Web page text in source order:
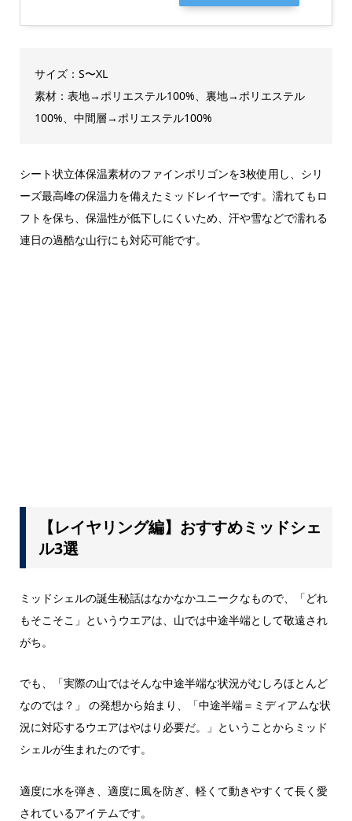
サイズ：S〜XL
素材：表地→ポリエステル100%、裏地→ポリエステル
100%、中間層→ポリエステル100%
シート状立体保温素材のファインポリゴンを3枚使用し、シリ
ーズ最高峰の保温力を備えたミッドレイヤーです。濡れてもロ
フトを保ち、保温性が低下しにくいため、汗や雪などで濡れる
連日の過酷な山行にも対応可能です。
【レイヤリング編】おすすめミッドシェ
ル3選
ミッドシェルの誕生秘話はなかなかユニークなもので、「どれ
もそこそこ」というウエアは、山では中途半端として敬遠され
がち。
でも、「実際の山ではそんな中途半端な状況がむしろほとんど
なのでは？」 の発想から始まり、「中途半端＝ミディアムな状
況に対応するウエアはやはり必要だ。」ということからミッド
シェルが生まれたのです。
適度に水を弾き、適度に風を防ぎ、軽くて動きやすくて長く愛
されているアイテムです。